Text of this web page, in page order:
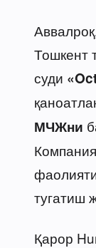
Тошкент
суди
МЧЖни
тугатиш
Қарор